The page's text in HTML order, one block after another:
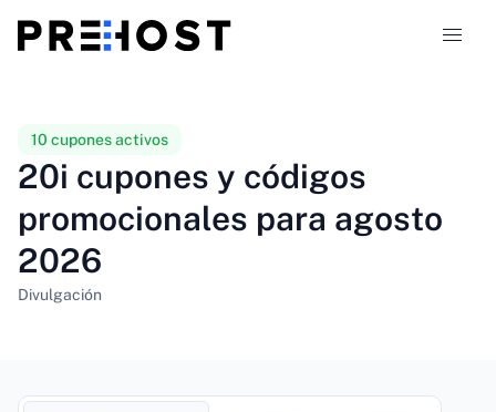
Comparaciones
Cupones 319
10 cupones activos
20i cupones y códigos
promocionales para agosto
2026
Divulgación